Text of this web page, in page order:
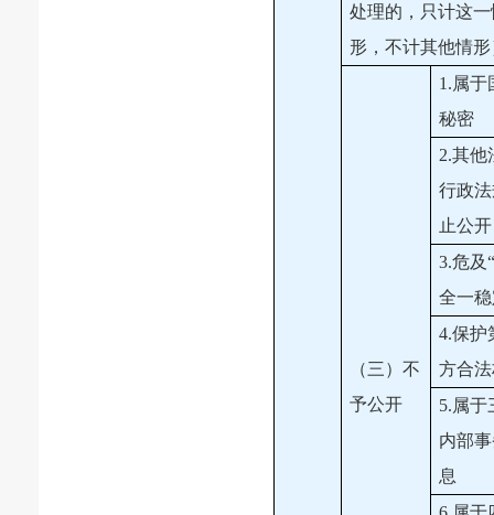
处理的，只计这一
形，不计其他情形
（三）不
予公开
1.属于
秘密
2.其他
行政
止公开
3.危及
全一稳
4.保护
方合
5.属于
内部
息